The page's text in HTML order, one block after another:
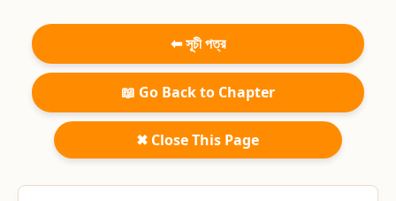
⬅ সূচী পত্র
📖 Go Back to Chapter
✖ Close This Page